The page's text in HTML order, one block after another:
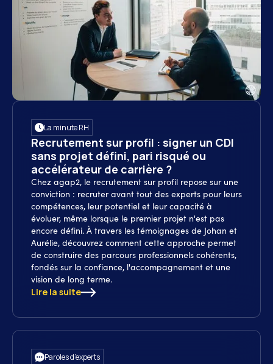
La minute RH
Recrutement sur profil : signer un CDI
sans projet défini, pari risqué ou
accélérateur de carrière ?
Chez agap2, le recrutement sur profil repose sur une
conviction : recruter avant tout des experts pour leurs
compétences, leur potentiel et leur capacité à
évoluer, même lorsque le premier projet n'est pas
encore défini. À travers les témoignages de Johan et
Aurélie, découvrez comment cette approche permet
de construire des parcours professionnels cohérents,
fondés sur la confiance, l'accompagnement et une
vision de long terme.
Lire la suite
Paroles d’experts